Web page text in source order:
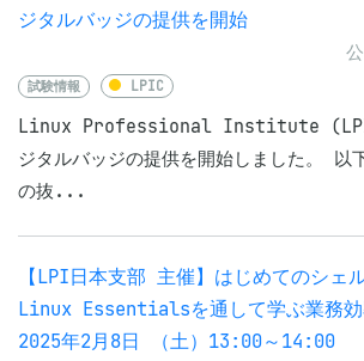
ジタルバッジの提供を開始
試験情報 LPIC
Linux Professional Institute
ジタルバッジの提供を開始しました。 以
の抜...
【LPI日本支部 主催】はじめてのシェ
Linux Essentialsを通して学ぶ業務
2025年2月8日 （土）13:00～14:00